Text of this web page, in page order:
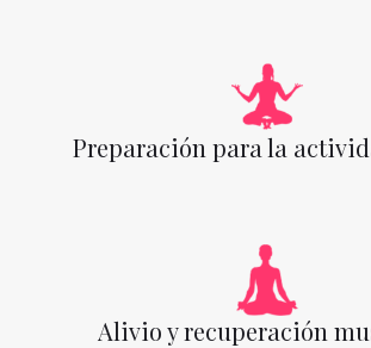
Preparación para la
Alivio y recuperación